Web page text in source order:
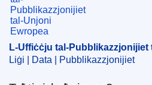
L-Uffiċċju tal-Pubblikazzjonijiet
Liġi | Data | Pubblikazzjonijiet